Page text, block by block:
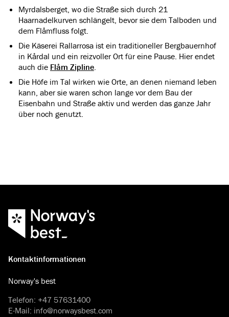
Myrdalsberget, wo die Straße sich durch 21
Haarnadelkurven schlängelt, bevor sie dem Talboden und
dem Flåmfluss folgt.
Die Käserei Rallarrosa ist ein traditioneller Bergbauernhof
in Kårdal und ein reizvoller Ort für eine Pause. Hier endet
auch die Flåm Zipline.
Die Höfe im Tal wirken wie Orte, an denen niemand leben
kann, aber sie waren schon lange vor dem Bau der
Eisenbahn und Straße aktiv und werden das ganze Jahr
über noch genutzt.
Kontaktinformationen
Norway's best
Telefon: +47 57631400
E-Mail: info@norwaysbest.com